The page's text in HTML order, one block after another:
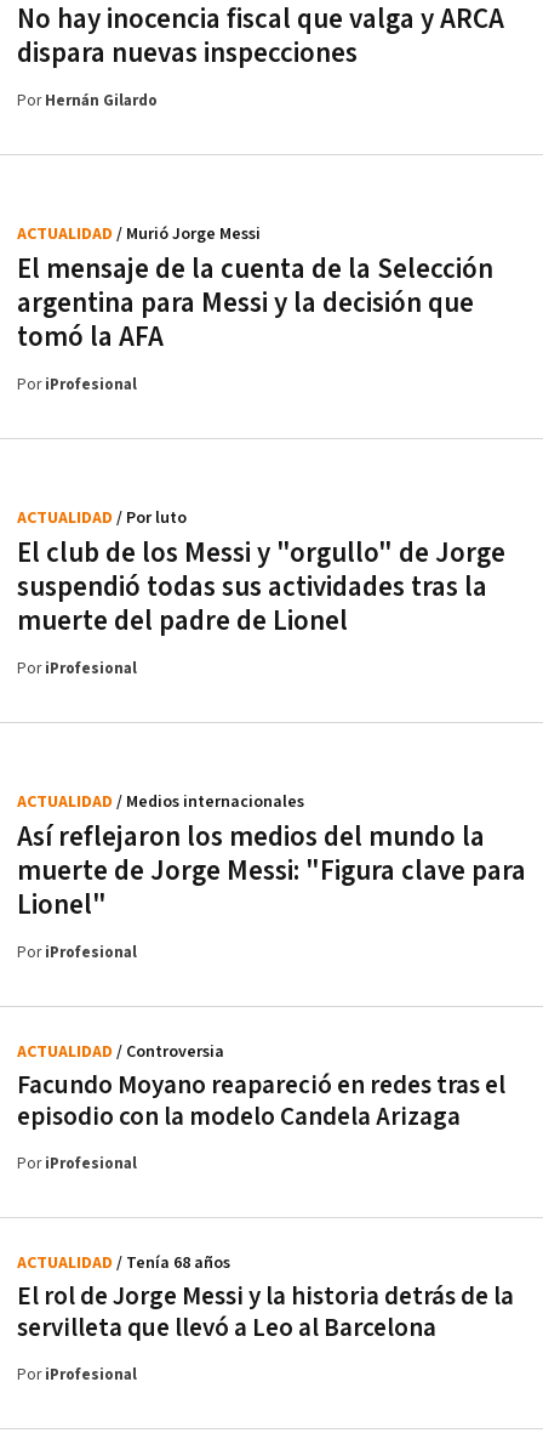
No hay inocencia fiscal que valga y ARCA
dispara nuevas inspecciones
PorHernán Gilardo
El mensaje de la cuenta de la Selección
argentina para Messi y la decisión que
tomó la AFA
ACTUALIDAD / Murió Jorge Messi
PoriProfesional
El club de los Messi y "orgullo" de Jorge
suspendió todas sus actividades tras la
muerte del padre de Lionel
ACTUALIDAD / Por luto
PoriProfesional
Así reflejaron los medios del mundo la
muerte de Jorge Messi: "Figura clave para
Lionel"
ACTUALIDAD / Medios internacionales
PoriProfesional
Facundo Moyano reapareció en redes tras el
episodio con la modelo Candela Arizaga
ACTUALIDAD / Controversia
PoriProfesional
El rol de Jorge Messi y la historia detrás de la
servilleta que llevó a Leo al Barcelona
ACTUALIDAD / Tenía 68 años
PoriProfesional